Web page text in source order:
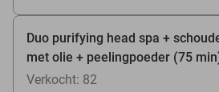
Duo purifying head spa +
met olie + peelingpoeder (75
Verkocht: 82